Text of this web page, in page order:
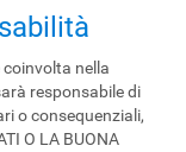
nella
responsabile di
o consequenziali,
O LA BUONA